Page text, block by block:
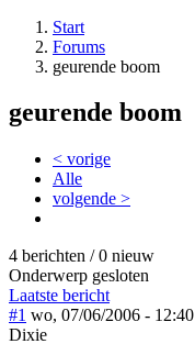
Start
Forums
geurende boom
geurende boom
< vorige
Alle
volgende >
4 berichten / 0 nieuw
Onderwerp gesloten
Laatste bericht
#1 wo, 07/06/2006 - 12:40
Dixie